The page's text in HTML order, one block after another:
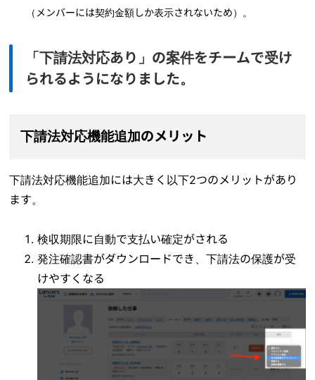
（メンバーには契約金額しか表示されないため）。
「下請法対応あり」の案件をチームで受け
られるようになりました。
下請法対応機能追加のメリット
下請法対応機能追加には大きく以下2つのメリットがあり
ます。
検収期限に自動で支払い確定がされる
発注確認書がダウンロードでき、下請法の保護が受
けやすくなる